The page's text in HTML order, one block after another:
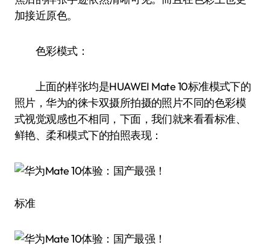
加接近原色。
色彩模式：
上面的样张均是HUAWEI Mate 10标准模式下的
照片，华为的徕卡双摄所拍摄的照片不同的色彩模
式视觉观感也不相同，下面，我们就来看看标准、
鲜艳、柔和模式下的拍照表现：
标准